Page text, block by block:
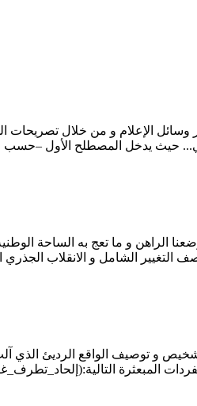
وسائل الإعلام و من خلال تصريحات
حيث يدخل المصطلح الأول –حسب
الراهن و ما تعج به الساحة
التغيير الشامل و الانقلاب
و توصيف الواقع الرديئ الذي آلت